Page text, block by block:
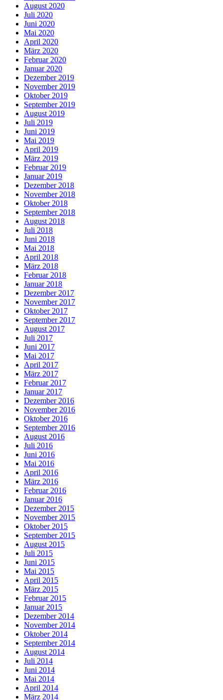
August 2020
Juli 2020
Juni 2020
Mai 2020
April 2020
März 2020
Februar 2020
Januar 2020
Dezember 2019
November 2019
Oktober 2019
September 2019
August 2019
Juli 2019
Juni 2019
Mai 2019
April 2019
März 2019
Februar 2019
Januar 2019
Dezember 2018
November 2018
Oktober 2018
September 2018
August 2018
Juli 2018
Juni 2018
Mai 2018
April 2018
März 2018
Februar 2018
Januar 2018
Dezember 2017
November 2017
Oktober 2017
September 2017
August 2017
Juli 2017
Juni 2017
Mai 2017
April 2017
März 2017
Februar 2017
Januar 2017
Dezember 2016
November 2016
Oktober 2016
September 2016
August 2016
Juli 2016
Juni 2016
Mai 2016
April 2016
März 2016
Februar 2016
Januar 2016
Dezember 2015
November 2015
Oktober 2015
September 2015
August 2015
Juli 2015
Juni 2015
Mai 2015
April 2015
März 2015
Februar 2015
Januar 2015
Dezember 2014
November 2014
Oktober 2014
September 2014
August 2014
Juli 2014
Juni 2014
Mai 2014
April 2014
März 2014